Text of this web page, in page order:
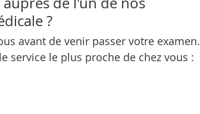
?
avant de venir passer votre examen.
service le plus proche de chez vous :